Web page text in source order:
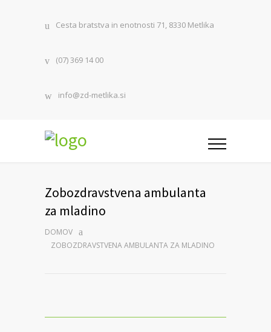
Cesta bratstva in enotnosti 71, 8330 Metlika
(07) 369 14 00
info@zd-metlika.si
Zobozdravstvena ambulanta
za mladino
DOMOV
ZOBOZDRAVSTVENA AMBULANTA ZA MLADINO